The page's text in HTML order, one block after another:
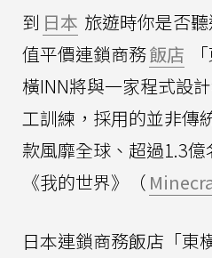
到 日本 旅遊時你是否
值平價連鎖商務飯店
橫INN將與一家程式設
工訓練，採用的並非傳
款風靡全球、超過1.3
《我的世界》（
日本連鎖商務飯店「東